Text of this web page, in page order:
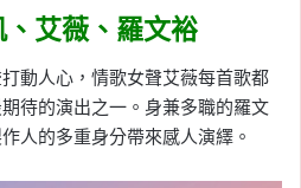
艾薇、羅文裕
動人心，情歌女聲艾薇每首歌都
待的演出之一。身兼多職的羅文
人的多重身分帶來感人演繹。